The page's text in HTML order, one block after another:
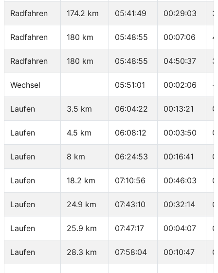
Radfahren 174.2 km 05:41:49 00:29:03
Radfahren 180 km 05:48:55 00:07:06
Radfahren 180 km 05:48:55 04:50:37
Wechsel 05:51:01 00:02:06 -
Laufen 3.5 km 06:04:22 00:13:21
Laufen 4.5 km 06:08:12 00:03:50
Laufen 8 km 06:24:53 00:16:41
Laufen 18.2 km 07:10:56 00:46:03
Laufen 24.9 km 07:43:10 00:32:14
Laufen 25.9 km 07:47:17 00:04:07
Laufen 28.3 km 07:58:04 00:10:47